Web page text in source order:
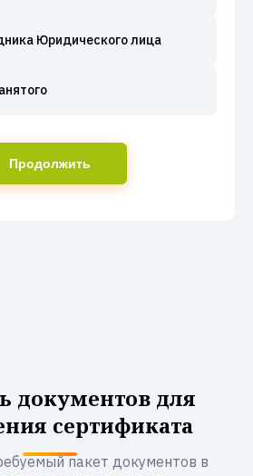
Юридического лица
Продолжить
документов для
сертификата
пакет документов в